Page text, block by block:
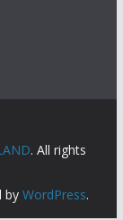
. All rights
by WordPress.